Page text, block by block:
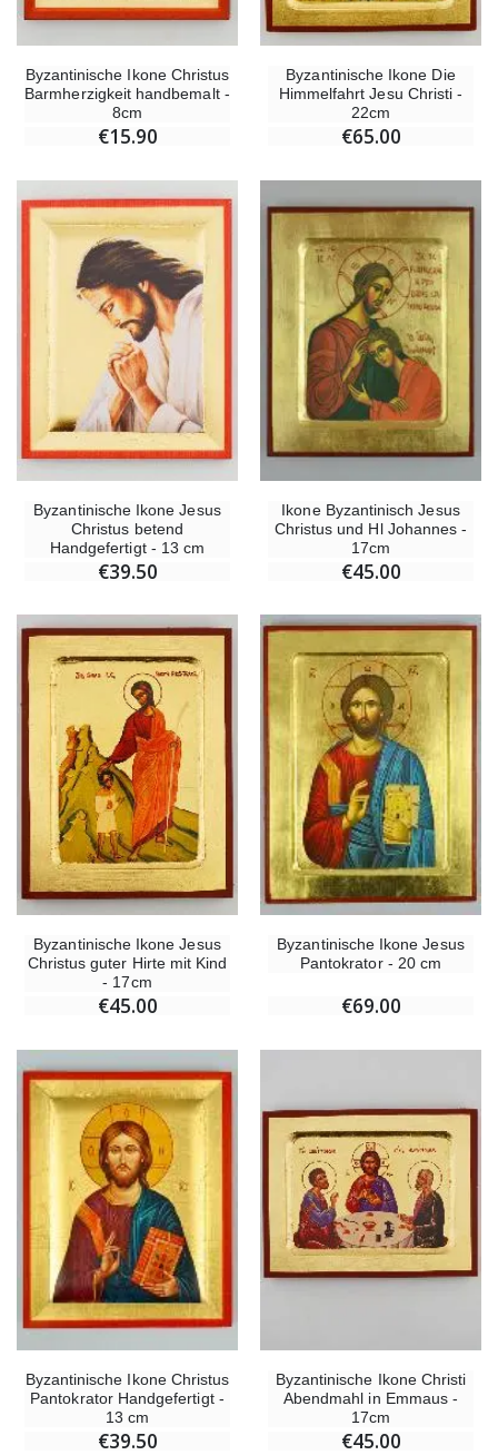
Byzantinische Ikone Christus
Barmherzigkeit handbemalt -
8cm
€15.90
Byzantinische Ikone Die
Himmelfahrt Jesu Christi -
22cm
€65.00
Byzantinische Ikone Jesus
Christus betend
Handgefertigt - 13 cm
€39.50
Ikone Byzantinisch Jesus
Christus und Hl Johannes -
17cm
€45.00
Byzantinische Ikone Jesus
Christus guter Hirte mit Kind
- 17cm
€45.00
Byzantinische Ikone Jesus
Pantokrator - 20 cm
€69.00
Byzantinische Ikone Christus
Pantokrator Handgefertigt -
13 cm
€39.50
Byzantinische Ikone Christi
Abendmahl in Emmaus -
17cm
€45.00